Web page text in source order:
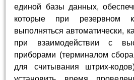
единой базы данных,
которые при резервном
выполняться автоматически,
при взаимодействии с
приборами (терминалом
для считывания штрих-